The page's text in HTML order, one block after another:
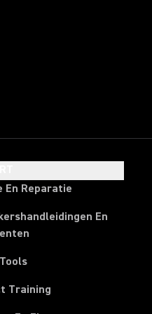
En Reparatie
En
Training